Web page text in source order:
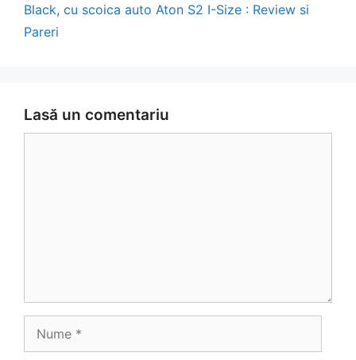
Black, cu scoica auto Aton S2 I-Size : Review si
Pareri
Lasă un comentariu